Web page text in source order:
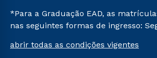
*Para a Graduação EAD, as
nas seguintes formas de ingresso:
Já para as demais, a taxa de
abrir todas as condições vigentes